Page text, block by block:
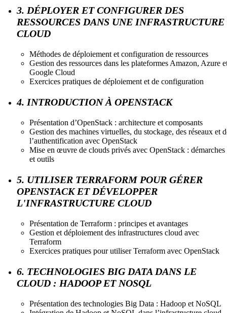
3. DÉPLOYER ET CONFIGURER DES
RESSOURCES DANS UNE INFRASTRUCTURE
CLOUD
Méthodes de déploiement et configuration de ressources
Gestion des ressources dans les plateformes Amazon, Azure
Google Cloud
Exercices pratiques de déploiement et de configuration
4. INTRODUCTION À OPENSTACK
Présentation d’OpenStack : architecture et composants
Gestion des machines virtuelles, du stockage, des réseaux et
l’authentification avec OpenStack
Mise en œuvre de clouds privés avec OpenStack : démarches
et outils
5. UTILISER TERRAFORM POUR GÉRER
OPENSTACK ET DÉVELOPPER
L'INFRASTRUCTURE CLOUD
Présentation de Terraform : principes et avantages
Gestion et déploiement des infrastructures cloud avec
Terraform
Exercices pratiques pour utiliser Terraform avec OpenStack
6. TECHNOLOGIES BIG DATA DANS LE
CLOUD : HADOOP ET NOSQL
Présentation des technologies Big Data : Hadoop et NoSQL